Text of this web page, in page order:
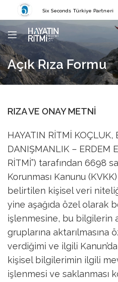
Six Seconds Türkiye Partneri
Açık Rıza Formu
RIZA VE ONAY METNİ
HAYATIN RİTMİ KOÇLUK,
DANIŞMANLIK – ERDEM
RİTMİ”) tarafından 6698
Korunması Kanunu
belirtilen kişisel veri
yine aşağıda özel olarak
işlenmesine, bu bilgilerin
gruplarına aktarılmasına
verdiğimi ve ilgili
kişisel bilgilerimin ilgili
işlenmesi ve saklanması